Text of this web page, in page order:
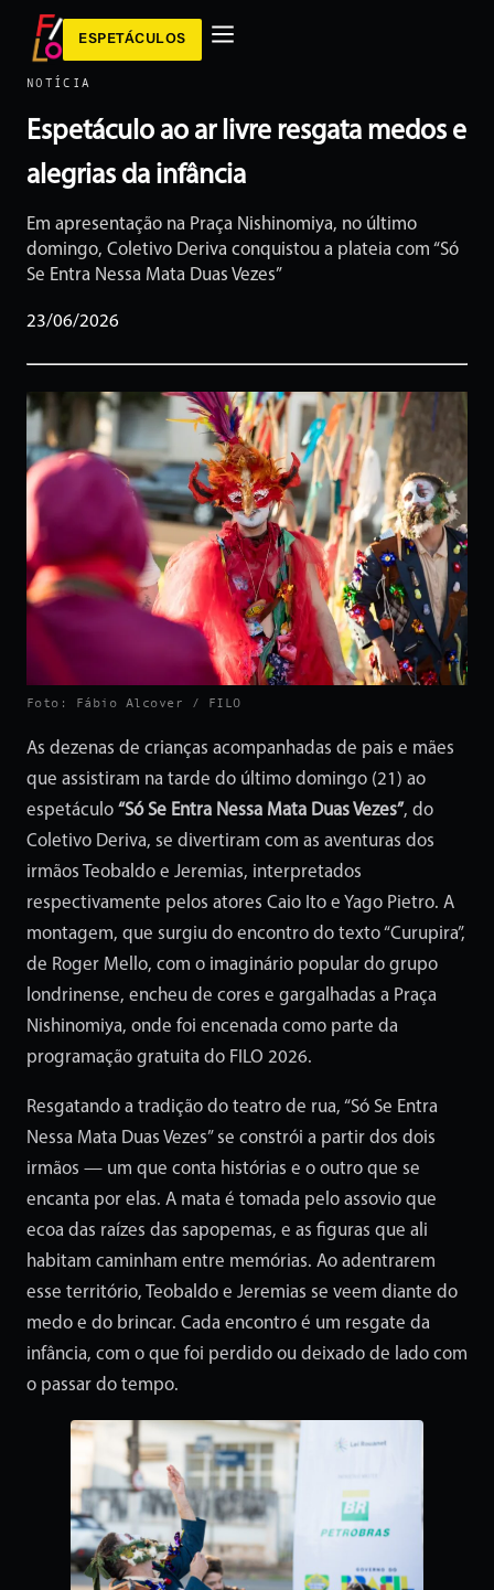
ESPETÁCULOS
NOTÍCIA
Espetáculo ao ar livre resgata medos e
alegrias da infância
Em apresentação na Praça Nishinomiya, no último
domingo, Coletivo Deriva conquistou a plateia com “Só
Se Entra Nessa Mata Duas Vezes”
23/06/2026
Foto: Fábio Alcover / FILO
As dezenas de crianças acompanhadas de pais e mães
que assistiram na tarde do último domingo (21) ao
espetáculo “Só Se Entra Nessa Mata Duas Vezes”, do
Coletivo Deriva, se divertiram com as aventuras dos
irmãos Teobaldo e Jeremias, interpretados
respectivamente pelos atores Caio Ito e Yago Pietro. A
montagem, que surgiu do encontro do texto “Curupira”,
de Roger Mello, com o imaginário popular do grupo
londrinense, encheu de cores e gargalhadas a Praça
Nishinomiya, onde foi encenada como parte da
programação gratuita do FILO 2026.
Resgatando a tradição do teatro de rua, “Só Se Entra
Nessa Mata Duas Vezes” se constrói a partir dos dois
irmãos — um que conta histórias e o outro que se
encanta por elas. A mata é tomada pelo assovio que
ecoa das raízes das sapopemas, e as figuras que ali
habitam caminham entre memórias. Ao adentrarem
esse território, Teobaldo e Jeremias se veem diante do
medo e do brincar. Cada encontro é um resgate da
infância, com o que foi perdido ou deixado de lado com
o passar do tempo.